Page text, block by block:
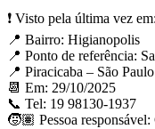
❗ Visto pela última vez
📍 Bairro: Higianopolis ⁣⁣
📍 Ponto de referência:
📍 Piracicaba – São Paulo
📆 Em: 29/10/2025
📞 Tel: 19 98130-1937
🧒🏽 Pessoa